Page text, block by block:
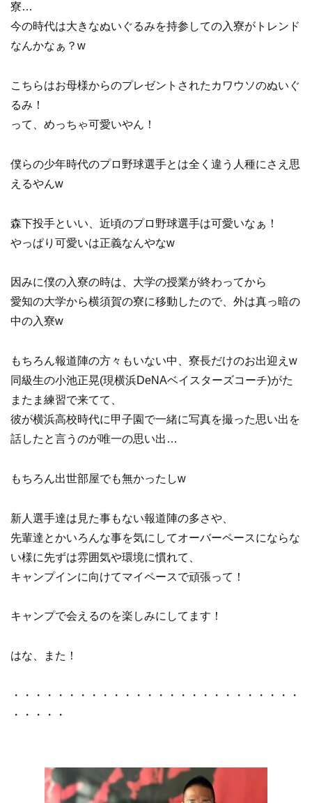
寮…
今の時代は大きなぬいぐるみを持参しての入寮がトレンド
なんかなぁ？w
こちらはお母様からのプレゼントされたカワウソのぬいぐ
るみ！
って、めっちゃ可愛いやん！
僕らの少年時代のプロ野球選手とは全く違う人種にさえ思
えるやんw
森下投手といい、近頃のプロ野球選手は可愛いなぁ！
やっぱり可愛いは正義なんやなw
因みに僕の入寮の時は、大学の授業が終わってから
愛知の大学から横須賀の寮に移動したので、外は真っ暗の
中の入寮w
もちろん報道陣の方々もいない中、寮長だけのお出迎えw
同級生の小池正晃(現横浜DeNAベイスターズコーチ)がた
またま練習で来てて、
彼が横浜高校時代に甲子園で一緒に写真を撮った思い出を
話したと言うのが唯一の思い出…
もちろん出世部屋でも無かったしw
新人選手達は見た事もない報道陣の多さや、
先輩達とかいろんな事を気にしてオーバーペースにならな
い様に先ずは雰囲気や環境に慣れて、
キャンプインに向けてマイペースで頑張って！
キャンプで会えるのを楽しみにしてます！
はな、また！
・・・・・・・・・・・・・・・・・・・・・・・・・・
・・・・・